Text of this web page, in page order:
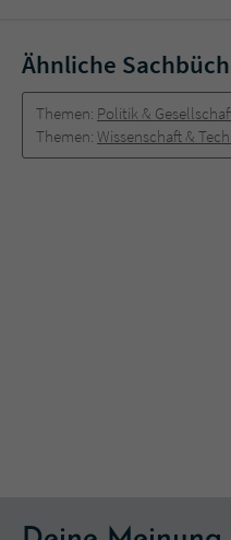
Ähnliche
Themen: Politik &
Themen: Wissenschaft &